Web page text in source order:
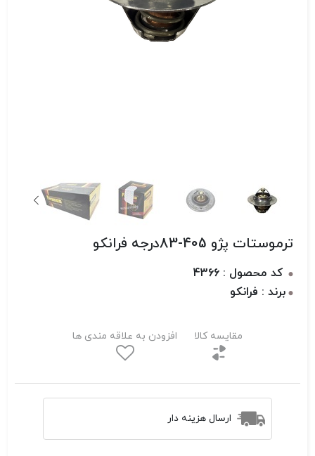
ترموستات پژو 405-83درجه فرانکو
کد محصول : 4366
برند : فرانکو
مقایسه کالا افزودن به علاقه مندی ها
ارسال هزینه دار